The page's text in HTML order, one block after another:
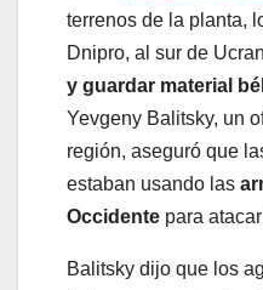
terrenos de la planta,
Dnipro, al sur de
y guardar material
Yevgeny Balitsky, un
región, aseguró que
estaban usando las
Occidente para
Balitsky dijo que los